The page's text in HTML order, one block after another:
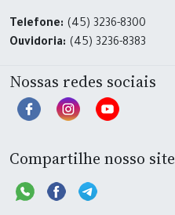
Telefone: (45) 3236-8300
Ouvidoria: (45) 3236-8383
Nossas redes sociais
Compartilhe nosso site